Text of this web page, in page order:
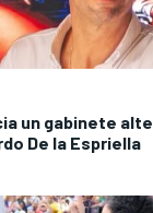
un gabinete
De la Espriella